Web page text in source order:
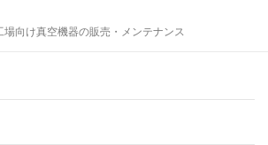
向け真空機器の販売・メンテナンス